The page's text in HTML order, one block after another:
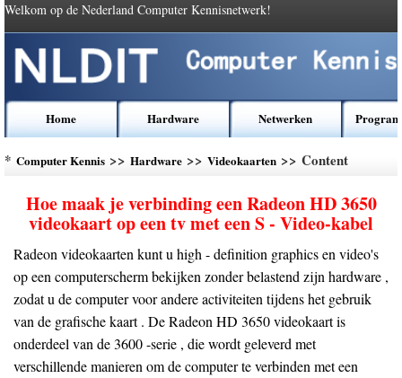
Welkom op de Nederland Computer Kennisnetwerk!
Home Hardware Netwerken
* Computer Kennis >> Hardware >> Videokaarten >> Content
Hoe maak je verbinding een Radeon HD 3650
videokaart op een tv met een S - Video-kabel
Radeon videokaarten kunt u high - definition graphics en video's
op een computerscherm bekijken zonder belastend zijn hardware ,
zodat u de computer voor andere activiteiten tijdens het gebruik
van de grafische kaart . De Radeon HD 3650 videokaart is
onderdeel van de 3600 -serie , die wordt geleverd met
verschillende manieren om de computer te verbinden met een